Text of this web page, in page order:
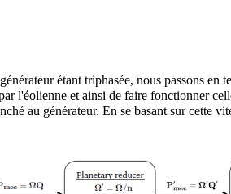
étant triphasée, nous passons
l'éolienne et ainsi de faire fonctionner
au générateur. En se basant sur cette